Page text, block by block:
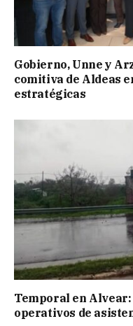
Gobierno, Unne y
comitiva de Aldeas
estratégicas
Temporal en
operativos de